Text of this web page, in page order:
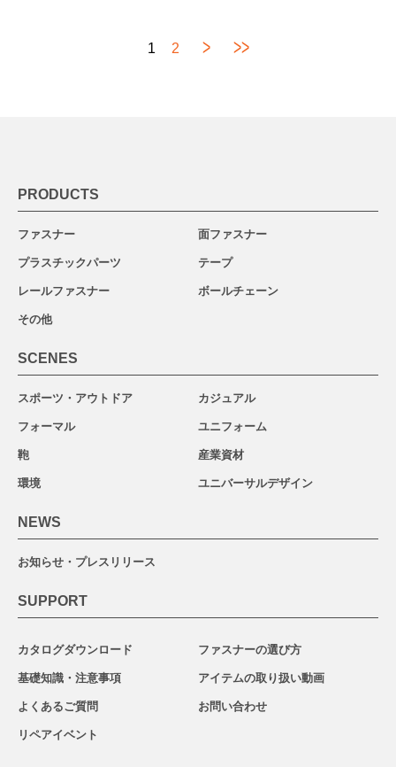
1 2 > >>
PRODUCTS
ファスナー 面ファスナー
プラスチックパーツ テープ
レールファスナー ボールチェーン
その他
SCENES
スポーツ・アウトドア カジュアル
フォーマル ユニフォーム
鞄 産業資材
環境 ユニバーサルデザイン
NEWS
お知らせ・プレスリリース
SUPPORT
カタログダウンロード ファスナーの選び方
基礎知識・注意事項 アイテムの取り扱い動画
よくあるご質問 お問い合わせ
リペアイベント